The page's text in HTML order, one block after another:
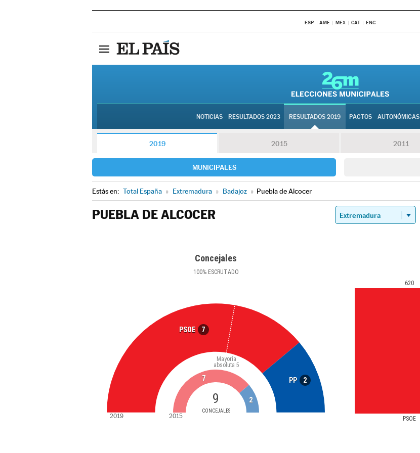
ESP AME MEX CAT ENG
NOTICIAS RESULTADOS 2023 RESULTADOS 2019 PACTOS AUTONÓMICAS
2019 2015 2011
MUNICIPALES
Estás en: Total España » Extremadura » Badajoz » Puebla de Alcocer
PUEBLA DE ALCOCER
Concejales
100%ESCRUTADO
PSOE 7
PP 2
9
CONCEJALES
Mayoría
absoluta 5
7
2
2019 2015 PSOE
620